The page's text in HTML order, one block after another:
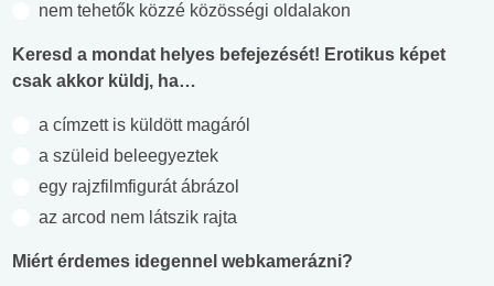
nem tehetők közzé közösségi oldalakon
Keresd a mondat helyes befejezését! Erotikus képet
csak akkor küldj, ha…
a címzett is küldött magáról
a szüleid beleegyeztek
egy rajzfilmfigurát ábrázol
az arcod nem látszik rajta
Miért érdemes idegennel webkamerázni?